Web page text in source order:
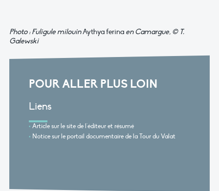
Photo : Fuligule milouinAythya ferina en Camargue, © T.
Galewski
POUR ALLER PLUS LOIN
Liens
Article sur le site de l'éditeur et résumé
Notice sur le portail documentaire de la Tour du Valat